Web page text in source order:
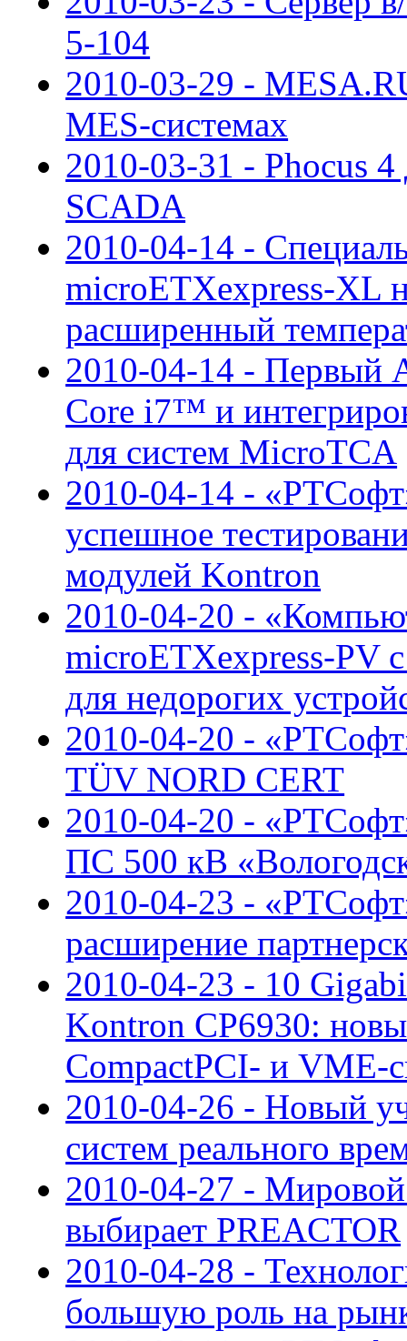
5-104
2010-03-29 -
MES-системах
2010-03-31 - Phocus 4
SCADA
2010-04-14 -
microETXexpress-XL
расширенный
2010-04-14 - Первый
Core i7™ и
для систем MicroTCA
2010-04-14 -
успешное
модулей Kontron
2010-04-20 -
microETXexpress-PV
для недорогих
2010-04-20 -
TÜV NORD CERT
2010-04-20 -
ПС 500 кВ
2010-04-23 -
расширение
2010-04-23 - 10
Kontron CP6930:
CompactPCI- и VME-
2010-04-26 - Новый
систем реального
2010-04-27 - Мировой
выбирает PREACTOR
2010-04-28 -
большую роль на